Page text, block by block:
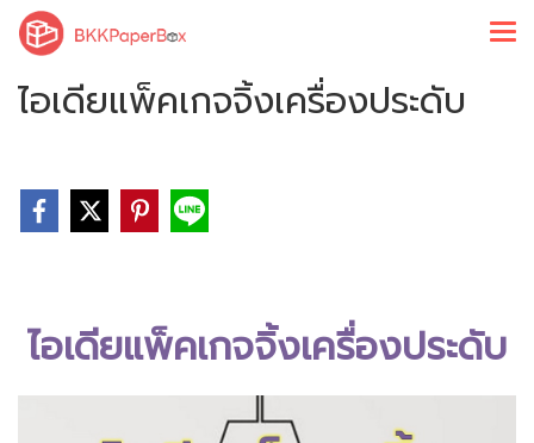
ไอเดียแพ็คเกจจิ้งเครื่องประดับ
ไอเดียแพ็คเกจจิ้งเครื่องประดับ